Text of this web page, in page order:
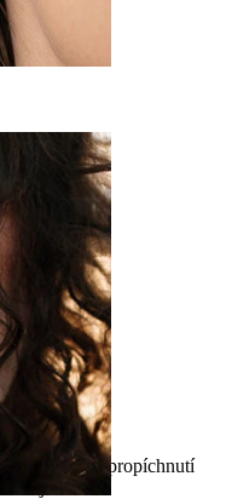
pro propíchnutí
jinému.